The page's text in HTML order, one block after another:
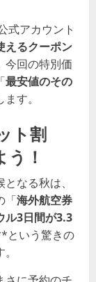
式アカウント
えるクーポン
今回の特別価
最安値のその
す。
ト割
！
なる秋は、
「海外航空券
ル3日間が3.3
という驚きの